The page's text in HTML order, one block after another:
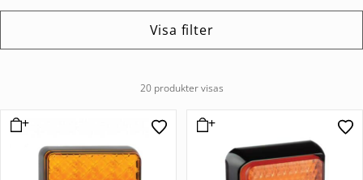
Visa filter
20 produkter visas